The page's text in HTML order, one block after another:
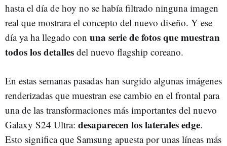
hasta el día de hoy no se había filtrado ninguna imagen
real que mostrara el concepto del nuevo diseño. Y ese
día ya ha llegado con una serie de fotos que muestran
todos los detalles del nuevo flagship coreano.
En estas semanas pasadas han surgido algunas imágenes
renderizadas que muestran ese cambio en el frontal para
una de las transformaciones más importantes del nuevo
Galaxy S24 Ultra: desaparecen los laterales edge.
Esto significa que Samsung apuesta por unas líneas más